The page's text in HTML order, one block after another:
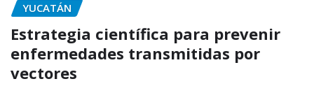
YUCATÁN
Estrategia científica para prevenir
enfermedades transmitidas por
vectores